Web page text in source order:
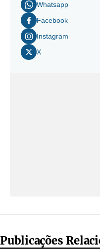
Whatsapp
Facebook
Instagram
X
Publicações